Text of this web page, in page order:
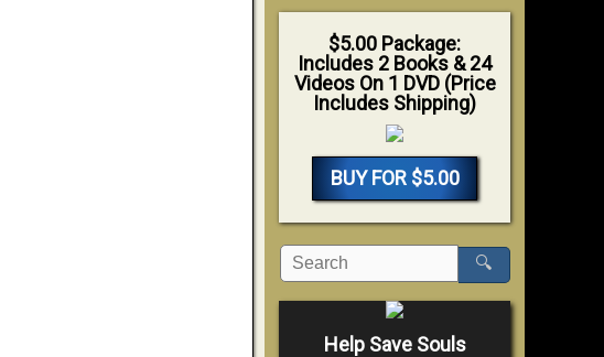
$5.00 Package:
Includes 2 Books & 24
Videos On 1 DVD (Price
Includes Shipping)
BUY FOR $5.00
🔍
Help Save Souls